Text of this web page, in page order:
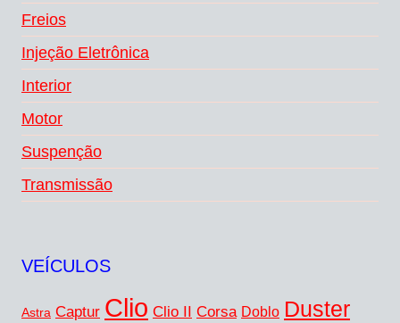
Freios
Injeção Eletrônica
Interior
Motor
Suspenção
Transmissão
VEÍCULOS
Astra Captur Clio Clio II Corsa Doblo Duster